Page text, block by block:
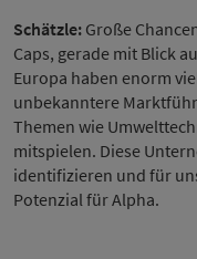
Schätzle: Große
Caps, gerade mit Blick
Europa haben enorm
unbekanntere
Themen wie
mitspielen. Diese
identifizieren und für
Potenzial für Alpha.